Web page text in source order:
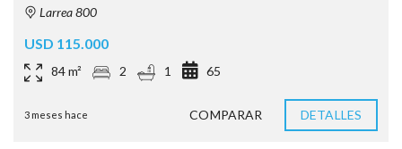
Larrea 800
USD 115.000
84 m² 2 1 65
3 meses hace COMPARAR DETALLES